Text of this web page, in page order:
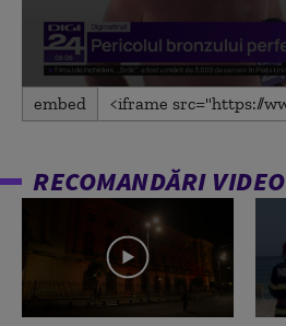
0
seconds
21
seconds
embed
RECOMANDĂRI VIDEO